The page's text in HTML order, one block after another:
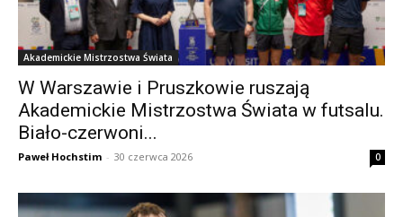
Akademickie Mistrzostwa Świata
W Warszawie i Pruszkowie ruszają
Akademickie Mistrzostwa Świata w futsalu.
Biało-czerwoni...
Paweł Hochstim - 30 czerwca 2026 0